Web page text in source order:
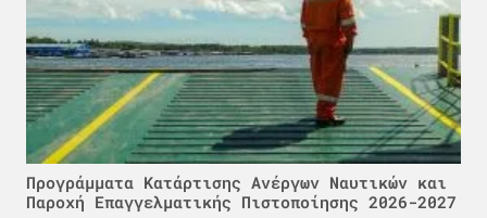
Προγράμματα Κατάρτισης Ανέργων Ναυτικών και
Παροχή Επαγγελματικής Πιστοποίησης 2026-2027